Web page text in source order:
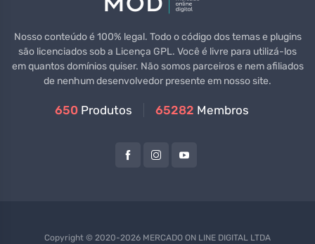
Nosso conteúdo é 100% legal. Todo o código dos temas e plugins
são licenciados sob a Licença GPL. Você é livre para utilizá-los
em quantos domínios quiser. Não somos parceiros e nem afiliados
de nenhum desenvolvedor presente em nosso site.
650 Produtos 65282 Membros
Copyright © 2020-2026 MERCADO ON LINE DIGITAL LTDA